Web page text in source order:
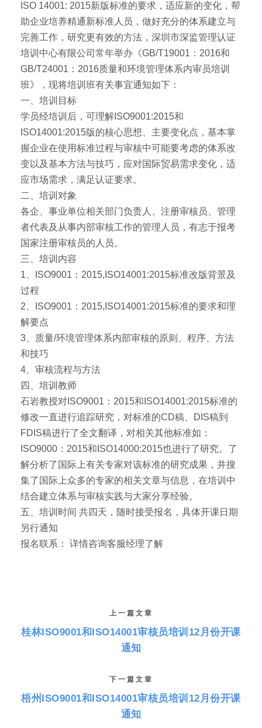
ISO 14001: 2015新版标准的要求，适应新的变化，帮
助企业培养精通新标准人员，做好充分的体系建立与
完善工作，研究更有效的方法，深圳市深监管理认证
培训中心有限公司常年举办《GB/T19001：2016和
GB/T24001：2016质量和环境管理体系内审员培训
班》，现将培训班有关事宜通知如下：
一、培训目标
学员经培训后，可理解ISO9001:2015和
ISO14001:2015版的核心思想、主要变化点，基本掌
握企业在使用标准过程与审核中可能要考虑的体系改
变以及基本方法与技巧，应对国际贸易需求变化，适
应市场需求，满足认证要求。
二、培训对象
各企、事业单位相关部门负责人、注册审核员、管理
者代表及从事内部审核工作的管理人员，有志于报考
国家注册审核员的人员。
三、培训内容
1、ISO9001：2015,ISO14001:2015标准改版背景及
过程
2、ISO9001：2015,ISO14001:2015标准的要求和理
解要点
3、质量/环境管理体系内部审核的原则、程序、方法
和技巧
4、审核流程与方法
四、培训教师
石岩教授对ISO9001：2015和ISO14001:2015标准的
修改一直进行追踪研究，对标准的CD稿、DIS稿到
FDIS稿进行了全文翻译，对相关其他标准如：
ISO9000：2015和ISO14000:2015也进行了研究。了
解分析了国际上有关专家对该标准的研究成果，并搜
集了国际上众多的专家的相关文章与信息，在培训中
结合建立体系与审核实践与大家分享经验。
五、培训时间 共四天，随时接受报名，具体开课日期
另行通知
报名联系： 详情咨询客服经理了解
上一篇文章
桂林ISO9001和ISO14001审核员培训12月份开课
通知
下一篇文章
梧州ISO9001和ISO14001审核员培训12月份开课
通知